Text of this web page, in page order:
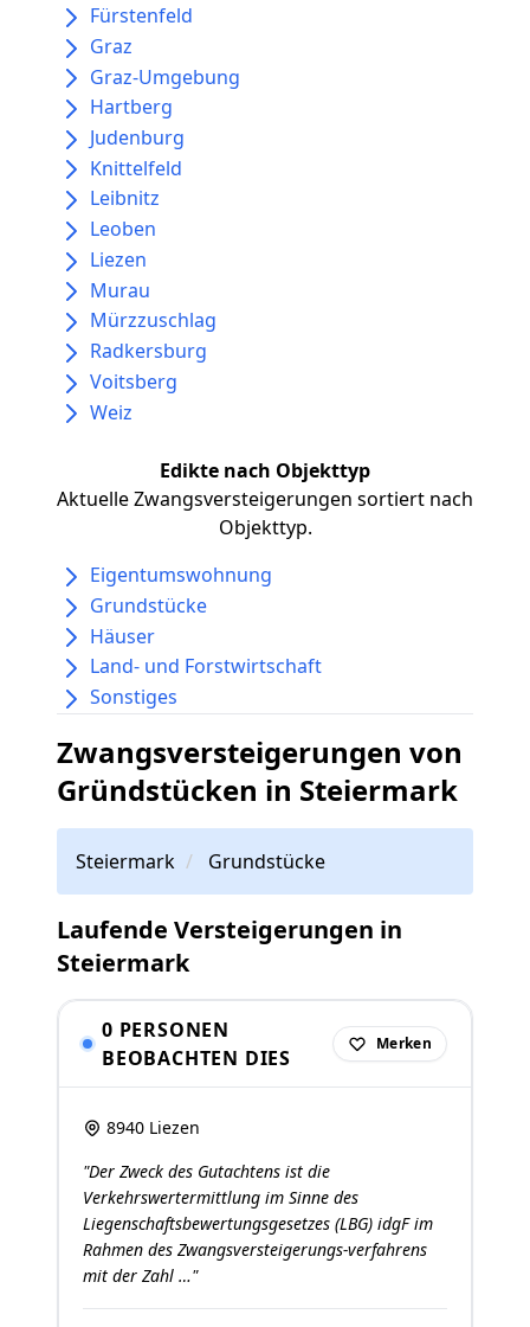
Fürstenfeld
Graz
Graz-Umgebung
Hartberg
Judenburg
Knittelfeld
Leibnitz
Leoben
Liezen
Murau
Mürzzuschlag
Radkersburg
Voitsberg
Weiz
Edikte nach Objekttyp
Aktuelle Zwangsversteigerungen sortiert nach
Objekttyp.
Eigentumswohnung
Grundstücke
Häuser
Land- und Forstwirtschaft
Sonstiges
Zwangsversteigerungen von
Gründstücken in Steiermark
Steiermark Grundstücke
Laufende Versteigerungen in
Steiermark
0 PERSONEN
BEOBACHTEN DIES
Merken
8940 Liezen
"Der Zweck des Gutachtens ist die
Verkehrswertermittlung im Sinne des
Liegenschaftsbewertungsgesetzes (LBG) idgF im
Rahmen des Zwangsversteigerungs-verfahrens
mit der Zahl …"